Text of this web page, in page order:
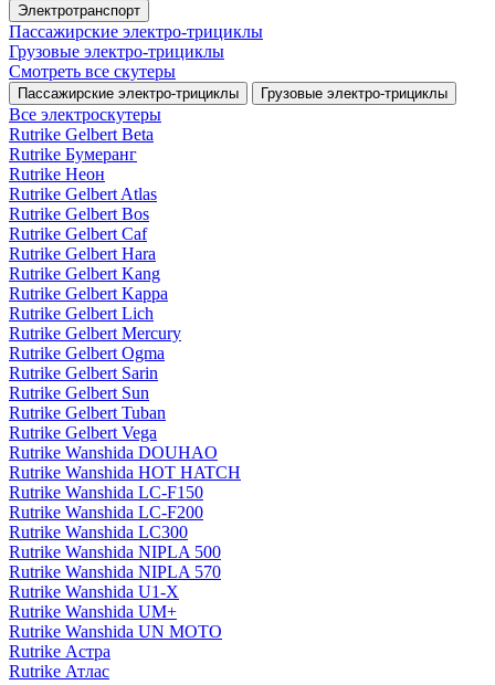
Электротранспорт
Пассажирские электро‑трициклы
Грузовые электро‑трициклы
Смотреть все скутеры
Пассажирские электро‑трициклы Грузовые электро‑трициклы
Все электро­скутеры
Rutrike Gelbert Beta
Rutrike Бумеранг
Rutrike Неон
Rutrike Gelbert Atlas
Rutrike Gelbert Bos
Rutrike Gelbert Caf
Rutrike Gelbert Hara
Rutrike Gelbert Kang
Rutrike Gelbert Kappa
Rutrike Gelbert Lich
Rutrike Gelbert Mercury
Rutrike Gelbert Ogma
Rutrike Gelbert Sarin
Rutrike Gelbert Sun
Rutrike Gelbert Tuban
Rutrike Gelbert Vega
Rutrike Wanshida DOUHAO
Rutrike Wanshida HOT HATCH
Rutrike Wanshida LC-F150
Rutrike Wanshida LC-F200
Rutrike Wanshida LC300
Rutrike Wanshida NIPLA 500
Rutrike Wanshida NIPLA 570
Rutrike Wanshida U1-X
Rutrike Wanshida UM+
Rutrike Wanshida UN MOTO
Rutrike Астра
Rutrike Атлас